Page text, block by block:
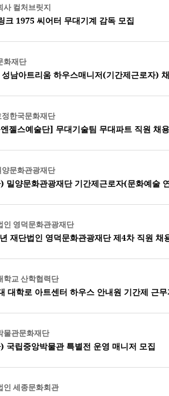
사 컬처브릿지
크 1975 씨어터 무대기계 감독 모집
화재단
남아트리움 하우스매니저(기간제근로자)
한국문화재단
젤스예술단] 무대기술팀 무대파트 직원 채용
문화관광재단
밀양문화관광재단 기간제근로자(문화예술
인 영덕문화관광재단
재단법인 영덕문화관광재단 제4차 직원 채
학교 산학협력단
대학로 아트센터 하우스 안내원 기간제 근
물관문화재단
국립중앙박물관 특별전 운영 매니저 모집
인 세종문화회관